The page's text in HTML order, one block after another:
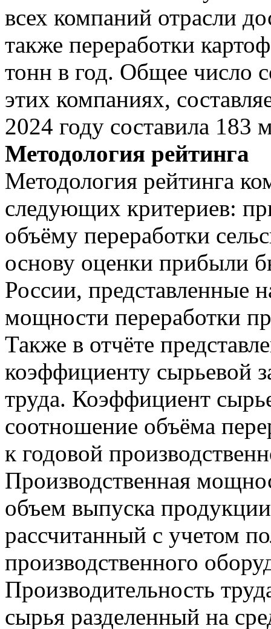
всех компаний отрасли
также переработки
тонн в год. Общее число
этих компаниях,
2024 году составила 183
Методология рейтинга
Методология рейтинга
следующих критериев:
объёму переработки
основу оценки прибыли
России, представленные
мощности переработки
Также в отчёте
коэффициенту сырьевой
труда. Коэффициент
соотношение объёма
к годовой
Производственная
объем выпуска
рассчитанный с учетом
производственного
Производительность
сырья разделенный на